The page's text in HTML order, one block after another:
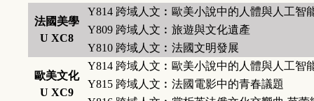
法國美學
U XC8
Y814 跨域人文︰歐美小說中的人體與人工智
Y809 跨域人文︰旅遊與文化遺產
Y810 跨域人文︰法國文明發展
歐美文化
U XC9
Y814 跨域人文︰歐美小說中的人體與人工智
Y815 跨域人文︰法國電影中的青春議題